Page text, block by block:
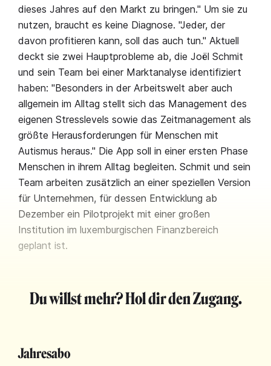
dieses Jahres auf den Markt zu bringen." Um sie zu
nutzen, braucht es keine Diagnose. "Jeder, der
davon profitieren kann, soll das auch tun." Aktuell
deckt sie zwei Hauptprobleme ab, die Joël Schmit
und sein Team bei einer Marktanalyse identifiziert
haben: "Besonders in der Arbeitswelt aber auch
allgemein im Alltag stellt sich das Management des
eigenen Stresslevels sowie das Zeitmanagement als
größte Herausforderungen für Menschen mit
Autismus heraus." Die App soll in einer ersten Phase
Menschen in ihrem Alltag begleiten. Schmit und sein
Team arbeiten zusätzlich an einer speziellen Version
für Unternehmen, für dessen Entwicklung ab
Dezember ein Pilotprojekt mit einer großen
Institution im luxemburgischen Finanzbereich
geplant ist.
Du willst mehr? Hol dir den Zugang.
Jahresabo